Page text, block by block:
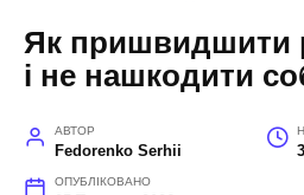
Як пришвидшити
і не нашкодити
АВТОР
Fedorenko Serhii
ОПУБЛІКОВАНО